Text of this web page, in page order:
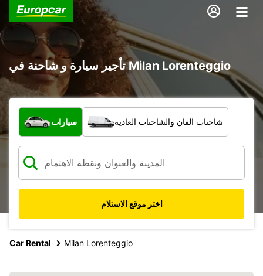
تأجير سيارة و شاحنة في Milan Lorenteggio
ما نوع المركبة؟
سيارات شاحنات الفان والشاحنات العادية
اختر موقع الاستلام
Car Rental Milan Lorenteggio